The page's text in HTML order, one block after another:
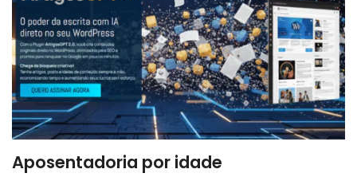
Aposentadoria por idade